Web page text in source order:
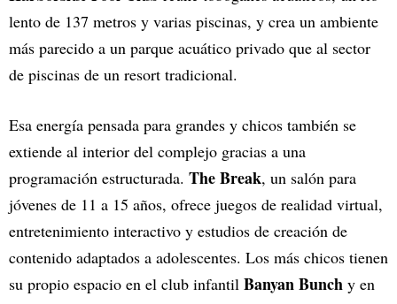
lento de 137 metros y varias piscinas, y crea un ambiente
más parecido a un parque acuático privado que al sector
de piscinas de un resort tradicional.
Esa energía pensada para grandes y chicos también se
extiende al interior del complejo gracias a una
programación estructurada. The Break, un salón para
jóvenes de 11 a 15 años, ofrece juegos de realidad virtual,
entretenimiento interactivo y estudios de creación de
contenido adaptados a adolescentes. Los más chicos tienen
su propio espacio en el club infantil Banyan Bunch y en